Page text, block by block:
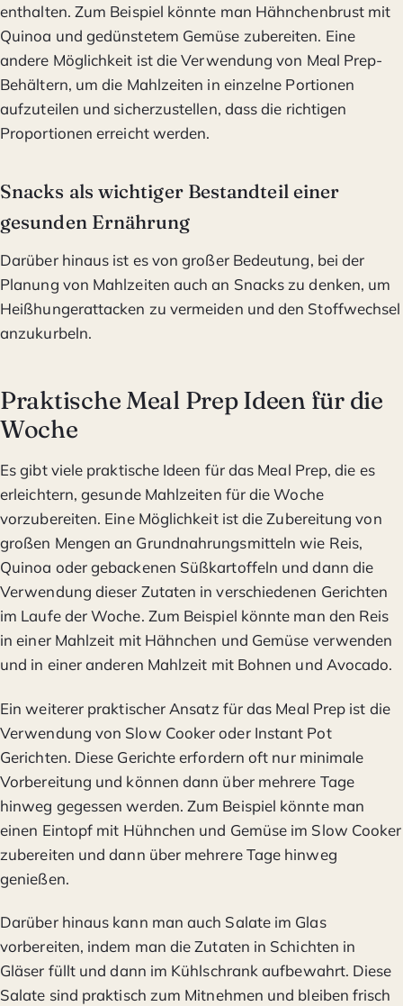
enthalten. Zum Beispiel könnte man Hähnchenbrust mit
Quinoa und gedünstetem Gemüse zubereiten. Eine
andere Möglichkeit ist die Verwendung von Meal Prep-
Behältern, um die Mahlzeiten in einzelne Portionen
aufzuteilen und sicherzustellen, dass die richtigen
Proportionen erreicht werden.
Snacks als wichtiger Bestandteil einer
gesunden Ernährung
Darüber hinaus ist es von großer Bedeutung, bei der
Planung von Mahlzeiten auch an Snacks zu denken, um
Heißhungerattacken zu vermeiden und den Stoffwechsel
anzukurbeln.
Praktische Meal Prep Ideen für die
Woche
Es gibt viele praktische Ideen für das Meal Prep, die es
erleichtern, gesunde Mahlzeiten für die Woche
vorzubereiten. Eine Möglichkeit ist die Zubereitung von
großen Mengen an Grundnahrungsmitteln wie Reis,
Quinoa oder gebackenen Süßkartoffeln und dann die
Verwendung dieser Zutaten in verschiedenen Gerichten
im Laufe der Woche. Zum Beispiel könnte man den Reis
in einer Mahlzeit mit Hähnchen und Gemüse verwenden
und in einer anderen Mahlzeit mit Bohnen und Avocado.
Ein weiterer praktischer Ansatz für das Meal Prep ist die
Verwendung von Slow Cooker oder Instant Pot
Gerichten. Diese Gerichte erfordern oft nur minimale
Vorbereitung und können dann über mehrere Tage
hinweg gegessen werden. Zum Beispiel könnte man
einen Eintopf mit Hühnchen und Gemüse im Slow Cooker
zubereiten und dann über mehrere Tage hinweg
genießen.
Darüber hinaus kann man auch Salate im Glas
vorbereiten, indem man die Zutaten in Schichten in
Gläser füllt und dann im Kühlschrank aufbewahrt. Diese
Salate sind praktisch zum Mitnehmen und bleiben frisch